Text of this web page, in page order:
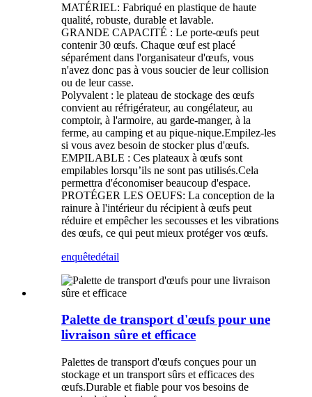
MATÉRIEL: Fabriqué en plastique de haute
qualité, robuste, durable et lavable.
GRANDE CAPACITÉ : Le porte-œufs peut
contenir 30 œufs. Chaque œuf est placé
séparément dans l'organisateur d'œufs, vous
n'avez donc pas à vous soucier de leur collision
ou de leur casse.
Polyvalent : le plateau de stockage des œufs
convient au réfrigérateur, au congélateur, au
comptoir, à l'armoire, au garde-manger, à la
ferme, au camping et au pique-nique.Empilez-les
si vous avez besoin de stocker plus d'œufs.
EMPILABLE : Ces plateaux à œufs sont
empilables lorsqu’ils ne sont pas utilisés.Cela
permettra d'économiser beaucoup d'espace.
PROTÉGER LES OEUFS: La conception de la
rainure à l'intérieur du récipient à œufs peut
réduire et empêcher les secousses et les vibrations
des œufs, ce qui peut mieux protéger vos œufs.
enquêtedétail
Palette de transport d'œufs pour une
livraison sûre et efficace
Palettes de transport d'œufs conçues pour un
stockage et un transport sûrs et efficaces des
œufs.Durable et fiable pour vos besoins de